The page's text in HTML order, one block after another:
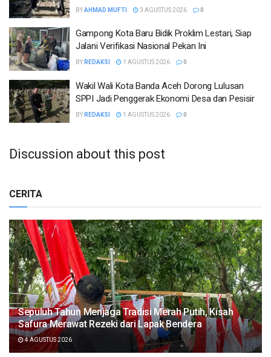
BYAHMAD MUFTI 3 AGUSTUS 2026 0
Gampong Kota Baru Bidik Proklim Lestari, Siap
Jalani Verifikasi Nasional Pekan Ini
BY REDAKSI 1 AGUSTUS 2026 0
Wakil Wali Kota Banda Aceh Dorong Lulusan
SPPI Jadi Penggerak Ekonomi Desa dan Pesisir
BY REDAKSI 1 AGUSTUS 2026 0
Discussion about this post
CERITA
Sepuluh Tahun Menjaga Tradisi Merah Putih, Kisah
Safura Merawat Rezeki dari Lapak Bendera
4 AGUSTUS 2026